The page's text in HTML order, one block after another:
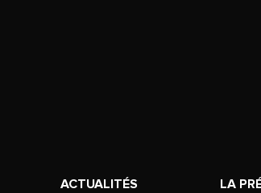
ACTUALITÉS LA